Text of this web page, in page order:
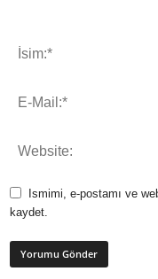
Ismimi, e-postamı ve
kaydet.